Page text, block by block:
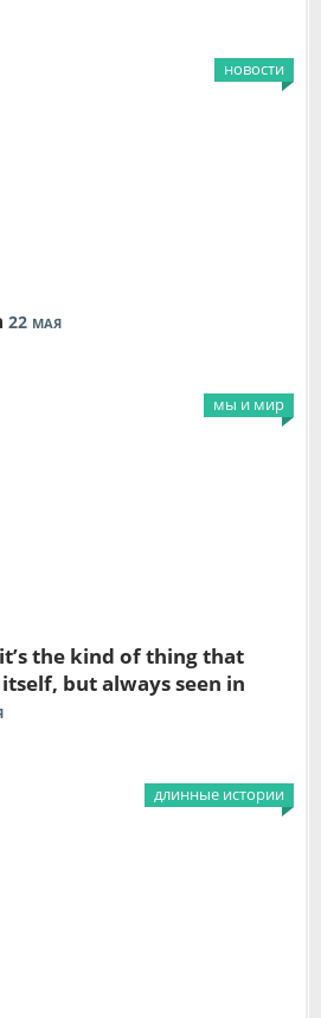
новости
22 МАЯ
мы и мир
the kind of thing that
but always seen in
длинные истории